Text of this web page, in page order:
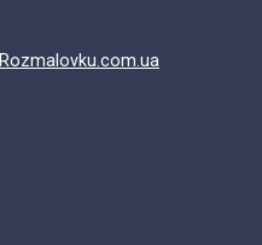
Rozmalovku.com.ua